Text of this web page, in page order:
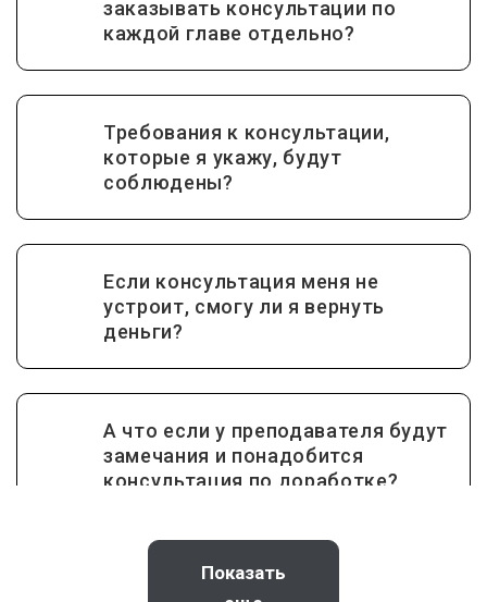
заказывать консультации по
каждой главе отдельно?
Требования к консультации,
которые я укажу, будут
соблюдены?
Если консультация меня не
устроит, смогу ли я вернуть
деньги?
А что если у преподавателя будут
замечания и понадобится
консультация по доработке?
Как получить помощь в учебе
Показать